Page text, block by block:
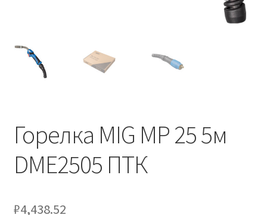
Горелка MIG MP 25 5м
DME2505 ПТК
₽4,438.52